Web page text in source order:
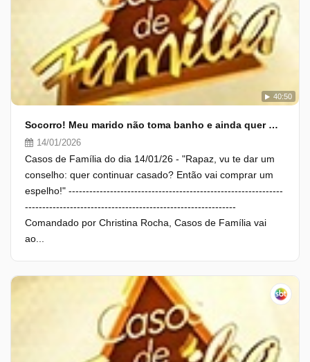
40:50
Socorro! Meu marido não toma banho e ainda quer me beijar!
14/01/2026
Casos de Família do dia 14/01/26 - "Rapaz, vu te dar um
conselho: quer continuar casado? Então vai comprar um
espelho!" --------------------------------------------------------------
-------------------------------------------------------------
Comandado por Christina Rocha, Casos de Família vai
ao...